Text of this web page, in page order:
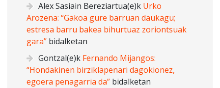
Alex Sasiain Bereziartua(e)k Urko
Arozena: “Gakoa gure barruan daukagu;
estresa barru bakea bihurtuaz zoriontsuak
gara” bidalketan
Gontzal(e)k Fernando Mijangos:
“Hondakinen birziklapenari dagokionez,
egoera penagarria da” bidalketan